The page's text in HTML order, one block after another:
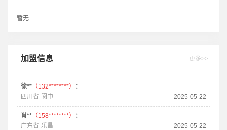
暂无
加盟信息 更多>>
徐**（132********）
：
四川省-阆中
2025-05-22
肖**（158********）
：
广东省-乐昌
2025-05-22